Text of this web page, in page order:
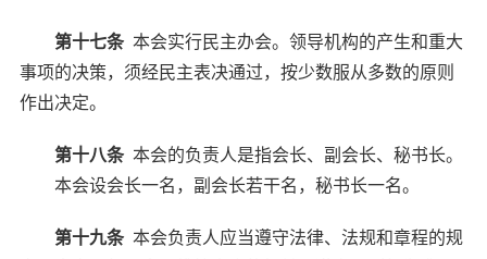
第十七条本会实行民主办会。领导机构的产生和重大
事项的决策，须经民主表决通过，按少数服从多数的原则
作出决定。
第十八条本会的负责人是指会长、副会长、秘书长。
本会设会长一名，副会长若干名，秘书长一名。
第十九条本会负责人应当遵守法律、法规和章程的规